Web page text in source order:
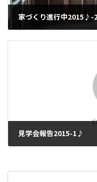
家づくり進行中2015♪-
見学会報告2015-1♪